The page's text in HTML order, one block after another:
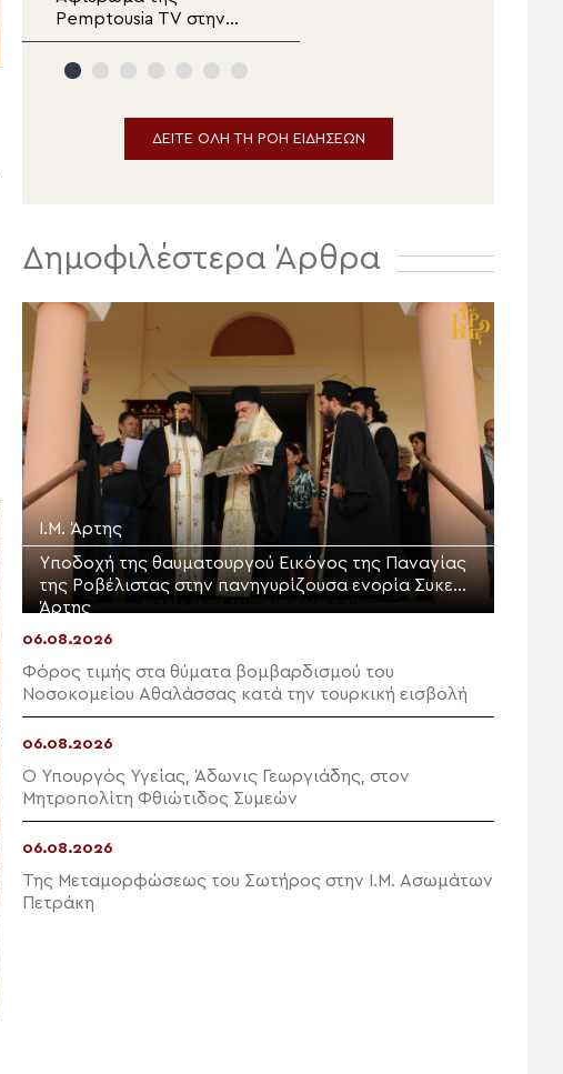
Θυατείρων
Pemptousia TV στην
εορτή της
Μεταμορφώσεως του
ΔΕΙΤΕ ΟΛΗ ΤΗ ΡΟΗ ΕΙΔΗΣΕΩΝ
Δημοφιλέστερα Άρθρα
Ι.Μ. Άρτης
Yποδοχή της θαυματουργού Εικόνος της Παναγίας
της Ροβέλιστας στην πανηγυρίζουσα ενορία Συκεών
Άρτης
06.08.2026
Φόρος τιμής στα θύματα βομβαρδισμού του
Νοσοκομείου Αθαλάσσας κατά την τουρκική εισβολή
06.08.2026
Ο Υπουργός Υγείας, Άδωνις Γεωργιάδης, στον
Μητροπολίτη Φθιώτιδος Συμεών
06.08.2026
Της Μεταμορφώσεως του Σωτήρος στην Ι.Μ. Ασωμάτων
Πετράκη